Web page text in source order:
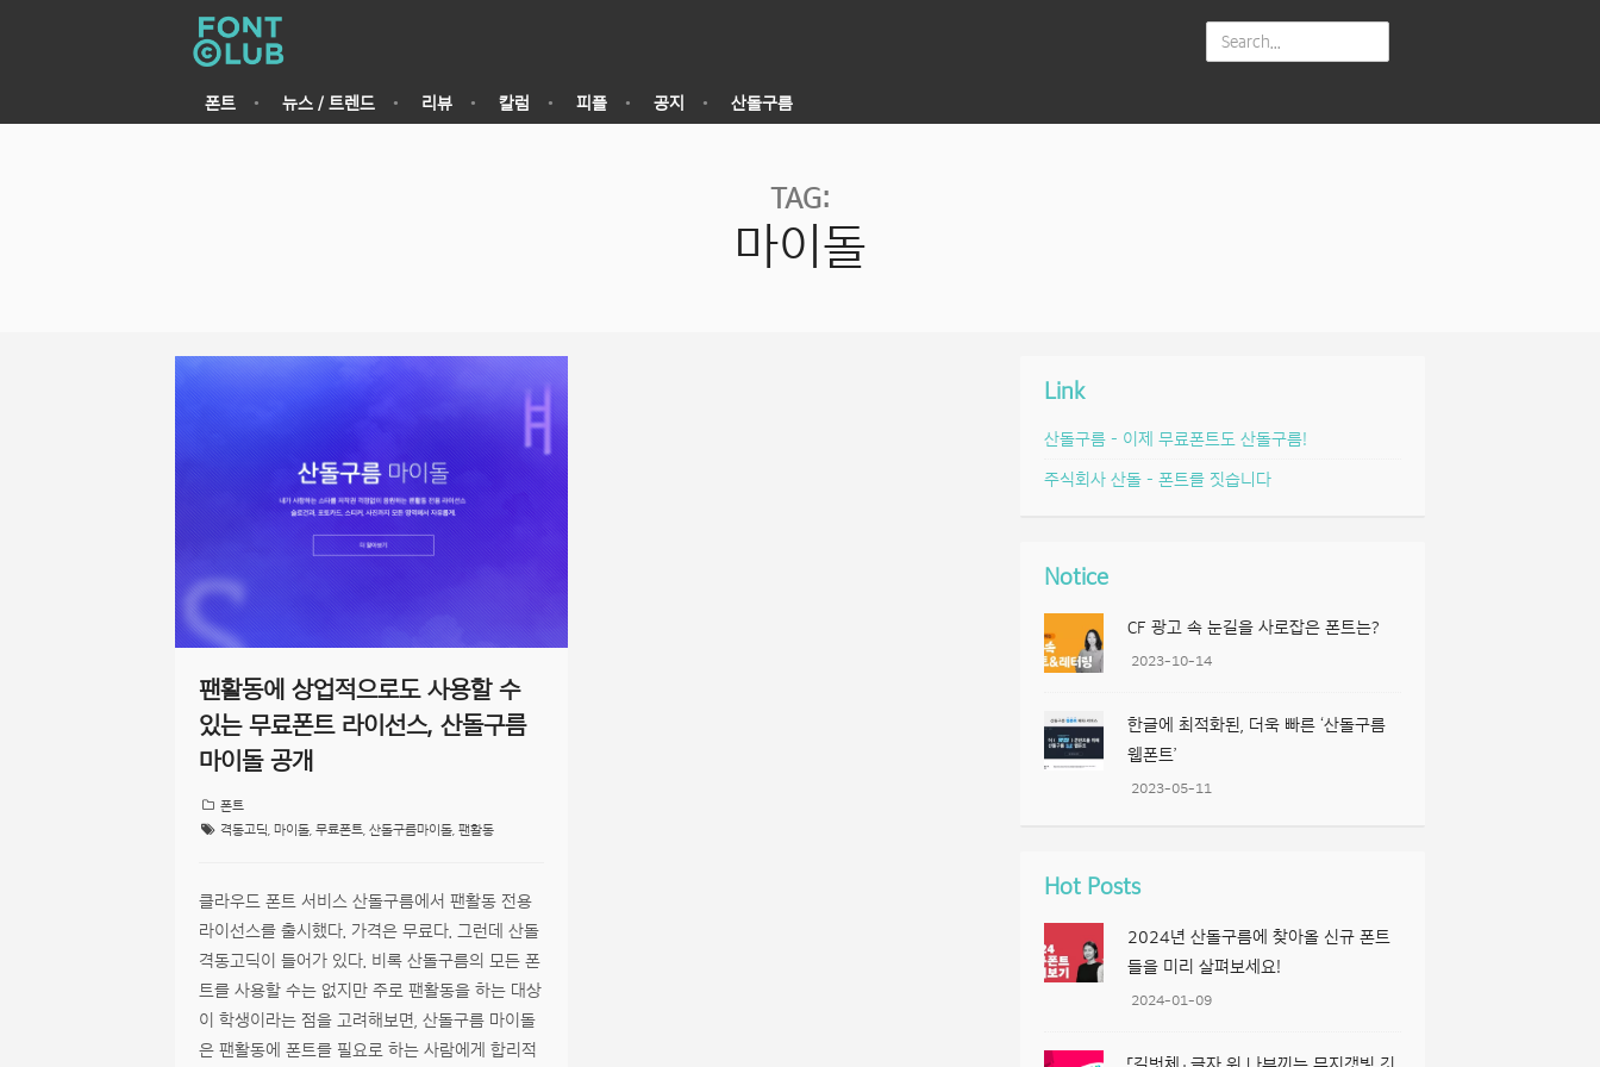
폰트 뉴스 / 트렌드 리뷰 칼럼 피플 공지 산돌구름
TAG:
마이돌
팬활동에 상업적으로도 사용할 수
있는 무료폰트 라이선스, 산돌구름
마이돌 공개
폰트
격동고딕
마이돌 무료폰트 산돌구름마이돌 팬활동
클라우드 폰트 서비스 산돌구름에서 팬활동 전용
라이선스를 출시했다. 가격은 무료다. 그런데 산돌
격동고딕이 들어가 있다. 비록 산돌구름의 모든 폰
트를 사용할 수는 없지만 주로 팬활동을 하는 대상
이 학생이라는 점을 고려해보면, 산돌구름 마이돌
은 팬활동에 폰트를 필요로 하는 사람에게 합리적
Link
산돌구름 – 이제 무료폰트도 산돌구름!
주식회사 산돌 – 폰트를 짓습니다
Notice
CF 광고 속 눈길을 사로잡은 폰트는?
2023-10-14
한글에 최적화된, 더욱 빠른 ‘산돌구름
웹폰트’
2023-05-11
Hot Posts
2024년 산돌구름에 찾아올 신규 폰트
들을 미리 살펴보세요!
2024-01-09